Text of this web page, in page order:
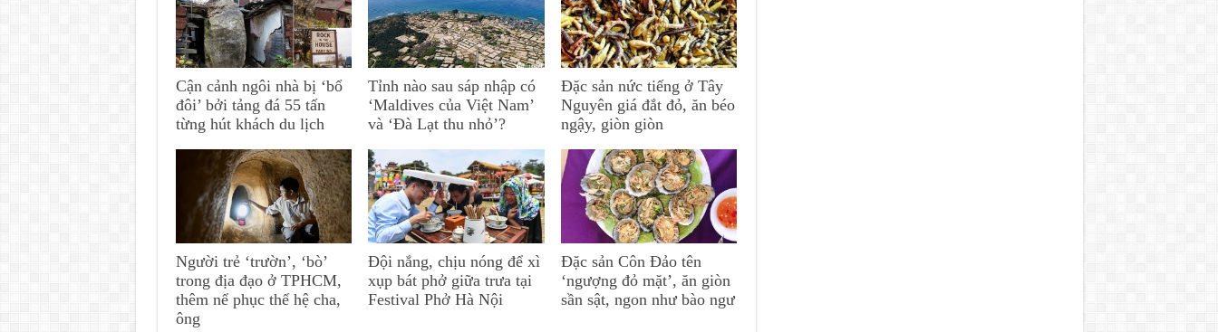
Cận cảnh ngôi nhà bị ‘bổ
đôi’ bởi tảng đá 55 tấn
từng hút khách du lịch
Tỉnh nào sau sáp nhập có
‘Maldives của Việt Nam’
và ‘Đà Lạt thu nhỏ’?
Đặc sản nức tiếng ở Tây
Nguyên giá đắt đỏ, ăn béo
ngậy, giòn giòn
Người trẻ ‘trườn’, ‘bò’
trong địa đạo ở TPHCM,
thêm nể phục thế hệ cha,
ông
Đội nắng, chịu nóng để xì
xụp bát phở giữa trưa tại
Festival Phở Hà Nội
Đặc sản Côn Đảo tên
‘ngượng đỏ mặt’, ăn giòn
sần sật, ngon như bào ngư